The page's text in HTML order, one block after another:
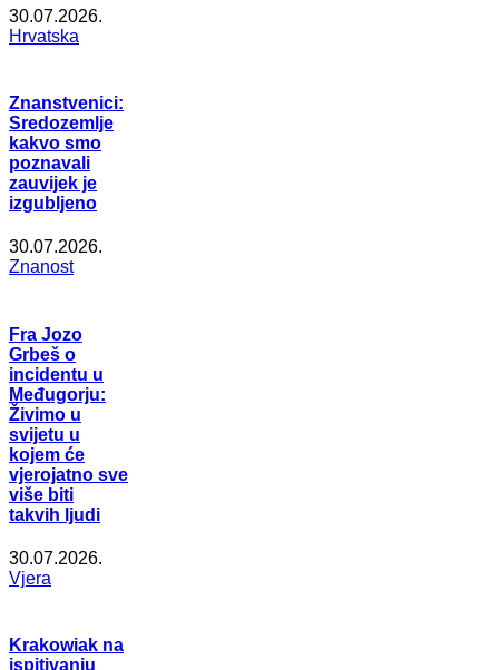
30.07.2026.
Hrvatska
Znanstvenici:
Sredozemlje
kakvo smo
poznavali
zauvijek je
izgubljeno
30.07.2026.
Znanost
Fra Jozo
Grbeš o
incidentu u
Međugorju:
Živimo u
svijetu u
kojem će
vjerojatno sve
više biti
takvih ljudi
30.07.2026.
Vjera
Krakowiak na
ispitivanju